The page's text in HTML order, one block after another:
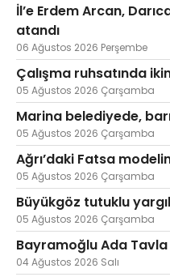
İl’e Erdem Arcan,
atandı
06 Ağustos 2026 Perşembe
Çalışma ruhsatında
05 Ağustos 2026 Çarşamba
Marina belediyede,
05 Ağustos 2026 Çarşamba
Ağrı’daki Fatsa
05 Ağustos 2026 Çarşamba
Büyükgöz tutuklu
05 Ağustos 2026 Çarşamba
Bayramoğlu Ada Tavla
04 Ağustos 2026 Salı